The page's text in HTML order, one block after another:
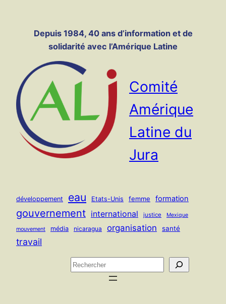
contenuDepuis 1984, 40 ans d’information et de
solidarité avec l’Amérique Latine
Comité
Amérique
Latine du
Jura
développement eau Etats-Unis femme formation
gouvernement international justice Mexique
mouvement média nicaragua organisation santé
travail
R